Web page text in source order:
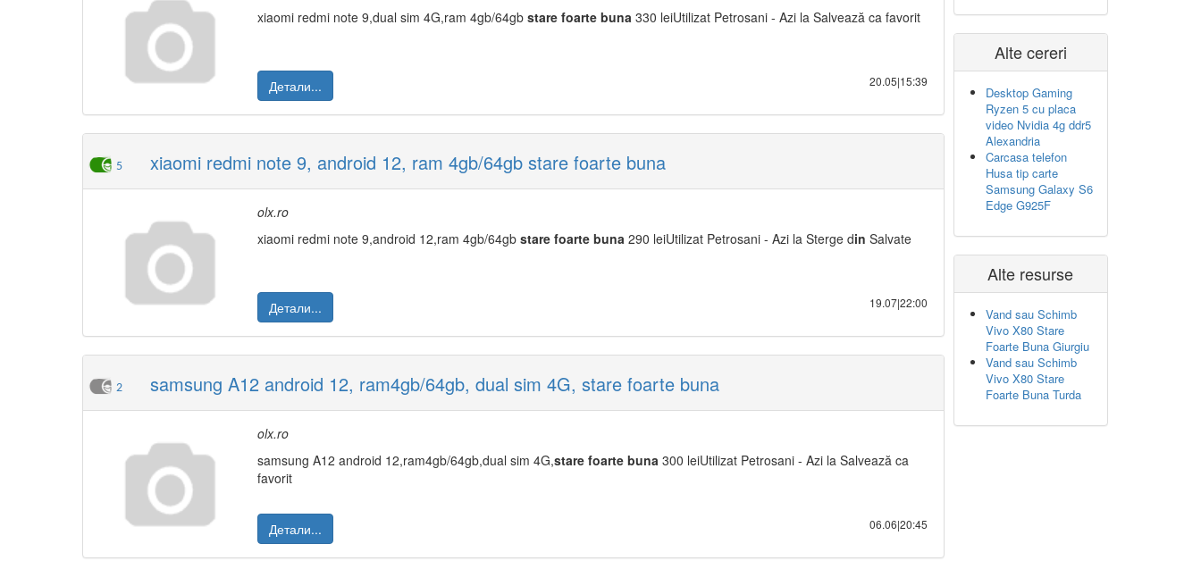
xiaomi redmi note 9,dual sim 4G,ram 4gb/64gb stare foarte buna 330 leiUtilizat Petrosani - Azi la Salvează ca favorit
Детали... 20.05|15:39
5 xiaomi redmi note 9, android 12, ram 4gb/64gb stare foarte buna
olx.ro
xiaomi redmi note 9,android 12,ram 4gb/64gb stare foarte buna 290 leiUtilizat Petrosani - Azi la Sterge din Salvate
Детали... 19.07|22:00
2 samsung A12 android 12, ram4gb/64gb, dual sim 4G, stare foarte buna
olx.ro
samsung A12 android 12,ram4gb/64gb,dual sim 4G,stare foarte buna 300 leiUtilizat Petrosani - Azi la Salvează ca
favorit
Детали... 06.06|20:45
Alte cereri
Desktop Gaming
Ryzen 5 cu placa
video Nvidia 4g ddr5
Alexandria
Carcasa telefon
Husa tip carte
Samsung Galaxy S6
Edge G925F
Alte resurse
Vand sau Schimb
Vivo X80 Stare
Foarte Buna Giurgiu
Vand sau Schimb
Vivo X80 Stare
Foarte Buna Turda